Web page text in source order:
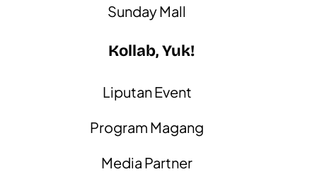
Sunday Mall
Kollab, Yuk!
Liputan Event
Program Magang
Media Partner